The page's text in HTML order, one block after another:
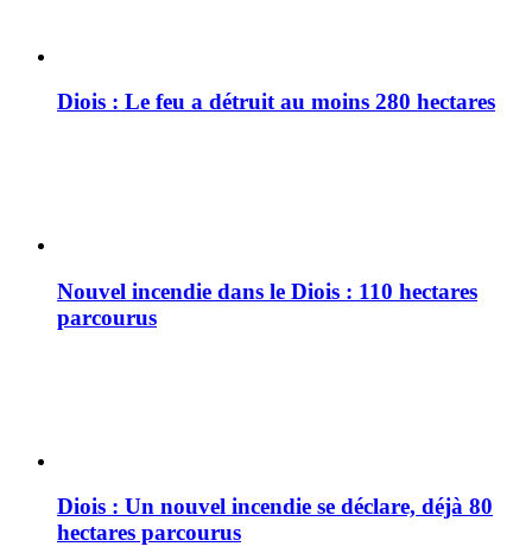
Diois : Le feu a détruit au moins 280 hectares
Nouvel incendie dans le Diois : 110 hectares
parcourus
Diois : Un nouvel incendie se déclare, déjà 80
hectares parcourus